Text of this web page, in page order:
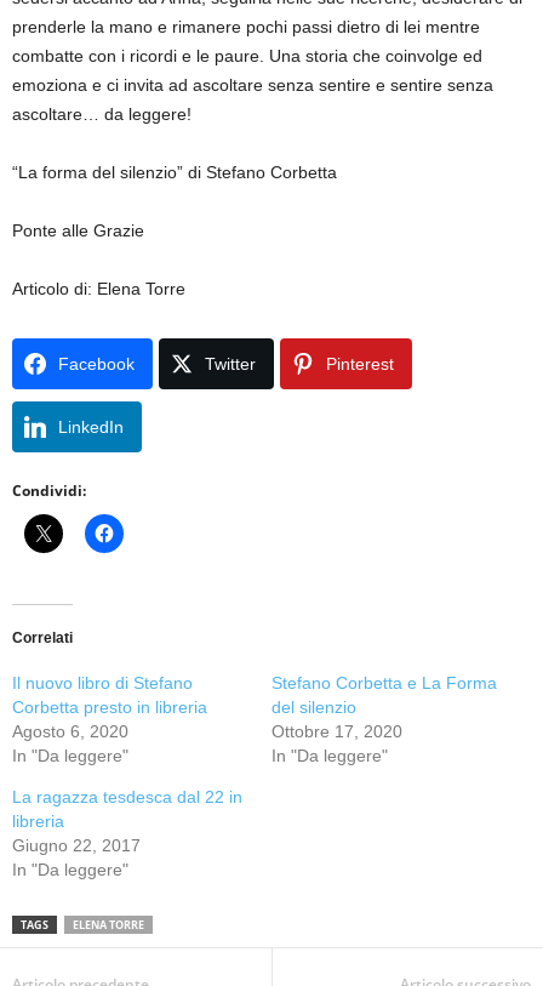
prenderle la mano e rimanere pochi passi dietro di lei mentre
combatte con i ricordi e le paure. Una storia che coinvolge ed
emoziona e ci invita ad ascoltare senza sentire e sentire senza
ascoltare… da leggere!
“La forma del silenzio” di Stefano Corbetta
Ponte alle Grazie
Articolo di: Elena Torre
Facebook Twitter Pinterest
LinkedIn
Condividi:
Correlati
Il nuovo libro di Stefano
Corbetta presto in libreria
Agosto 6, 2020
In "Da leggere"
Stefano Corbetta e La Forma
del silenzio
Ottobre 17, 2020
In "Da leggere"
La ragazza tesdesca dal 22 in
libreria
Giugno 22, 2017
In "Da leggere"
TAGS ELENA TORRE